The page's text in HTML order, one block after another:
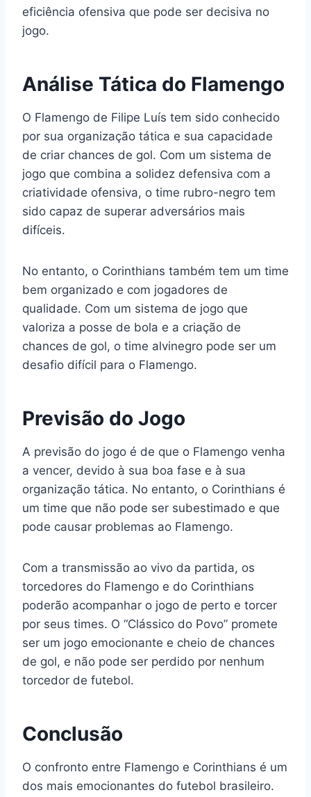
eficiência ofensiva que pode ser decisiva no
jogo.
Análise Tática do Flamengo
O Flamengo de Filipe Luís tem sido conhecido
por sua organização tática e sua capacidade
de criar chances de gol. Com um sistema de
jogo que combina a solidez defensiva com a
criatividade ofensiva, o time rubro-negro tem
sido capaz de superar adversários mais
difíceis.
No entanto, o Corinthians também tem um time
bem organizado e com jogadores de
qualidade. Com um sistema de jogo que
valoriza a posse de bola e a criação de
chances de gol, o time alvinegro pode ser um
desafio difícil para o Flamengo.
Previsão do Jogo
A previsão do jogo é de que o Flamengo venha
a vencer, devido à sua boa fase e à sua
organização tática. No entanto, o Corinthians é
um time que não pode ser subestimado e que
pode causar problemas ao Flamengo.
Com a transmissão ao vivo da partida, os
torcedores do Flamengo e do Corinthians
poderão acompanhar o jogo de perto e torcer
por seus times. O “Clássico do Povo” promete
ser um jogo emocionante e cheio de chances
de gol, e não pode ser perdido por nenhum
torcedor de futebol.
Conclusão
O confronto entre Flamengo e Corinthians é um
dos mais emocionantes do futebol brasileiro.